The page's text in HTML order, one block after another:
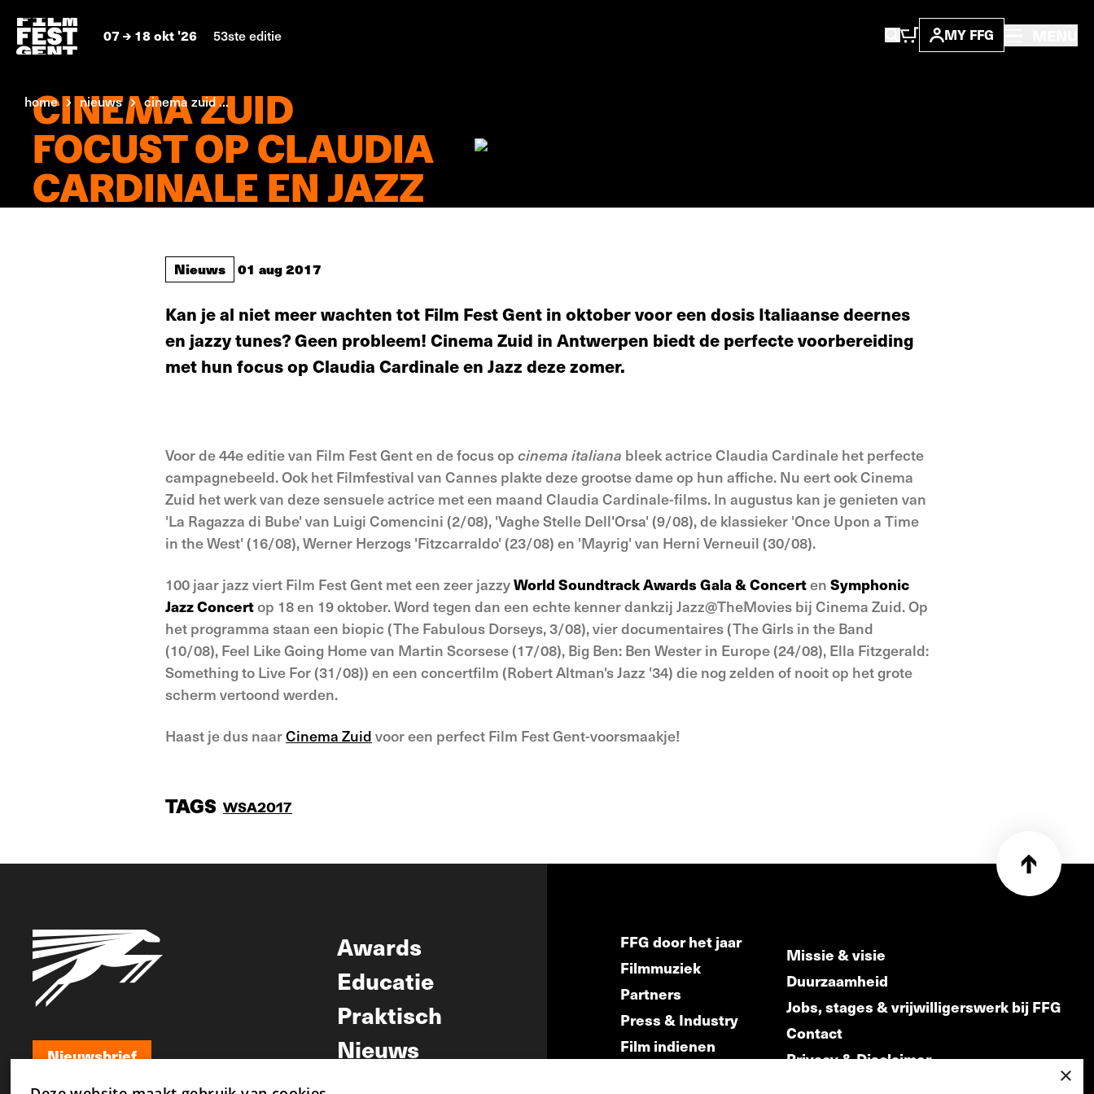
07 18 okt '26 53ste editie MY FFG
home nieuws cinema zuid ...
CINEMA ZUID
FOCUST OP CLAUDIA
CARDINALE EN JAZZ
Nieuws 01 aug 2017
Kan je al niet meer wachten tot Film Fest Gent in oktober voor een dosis Italiaanse deernes
en jazzy tunes? Geen probleem! Cinema Zuid in Antwerpen biedt de perfecte voorbereiding
met hun focus op Claudia Cardinale en Jazz deze zomer.
Voor de 44e editie van Film Fest Gent en de focus op cinema italiana bleek actrice Claudia Cardinale het perfecte
campagnebeeld. Ook het Filmfestival van Cannes plakte deze grootse dame op hun affiche. Nu eert ook Cinema
Zuid het werk van deze sensuele actrice met een maand Claudia Cardinale-films. In augustus kan je genieten van
'La Ragazza di Bube' van Luigi Comencini (2/08), 'Vaghe Stelle Dell'Orsa' (9/08), de klassieker 'Once Upon a Time
in the West' (16/08), Werner Herzogs 'Fitzcarraldo' (23/08) en 'Mayrig' van Herni Verneuil (30/08).
100 jaar jazz viert Film Fest Gent met een zeer jazzyWorld Soundtrack Awards Gala & Concerten Symphonic
Jazz Concertop 18 en 19 oktober. Word tegen dan een echte kenner dankzij Jazz@TheMovies bij Cinema Zuid. Op
het programma staan een biopic (The Fabulous Dorseys, 3/08), vier documentaires (The Girls in the Band
(10/08), Feel Like Going Home van Martin Scorsese (17/08), Big Ben: Ben Wester in Europe (24/08), Ella Fitzgerald:
Something to Live For (31/08)) en een concertfilm (Robert Altman's Jazz '34) die nog zelden of nooit op het grote
scherm vertoond werden.
Haast je dus naarCinema Zuid voor een perfect Film Fest Gent-voorsmaakje!
TAGS WSA2017
Nieuwsbrief
Nieuwsbrief
Awards
Educatie
Praktisch
Nieuws
FFG door het jaar
Filmmuziek
Partners
Press & Industry
Film indienen
Missie & visie
Duurzaamheid
Jobs, stages & vrijwilligerswerk bij FFG
Contact
Privacy & Disclaimer
×